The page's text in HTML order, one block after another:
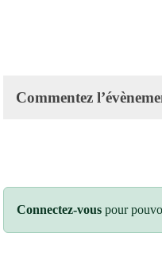
Commentez
Connectez-vous pour